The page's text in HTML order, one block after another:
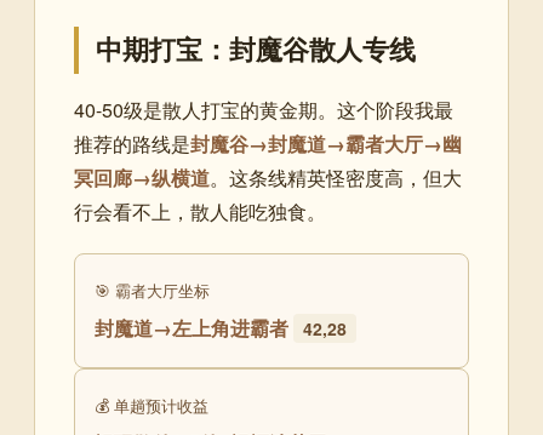
中期打宝：封魔谷散人专线
40-50级是散人打宝的黄金期。这个阶段我最
推荐的路线是封魔谷→封魔道→霸者大厅→幽
冥回廊→纵横道。这条线精英怪密度高，但大
行会看不上，散人能吃独食。
🎯 霸者大厅坐标
封魔道→左上角进霸者 42,28
💰 单趟预计收益